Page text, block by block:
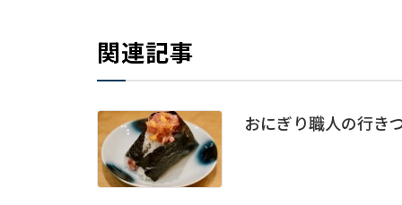
関連記事
おにぎり職人の行き